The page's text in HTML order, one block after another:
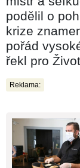
podělil o
krize
pořád
řekl pro
Reklama: